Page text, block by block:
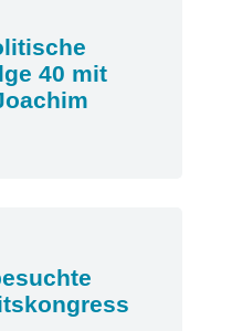
40 mit